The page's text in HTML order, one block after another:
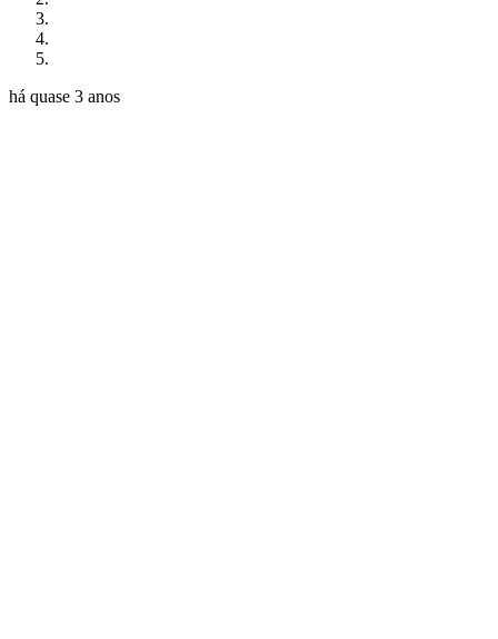
há quase 3 anos